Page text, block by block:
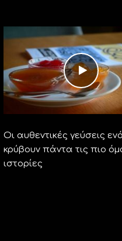
Οι αυθεντικές γεύσεις
κρύβουν πάντα τις πιο
ιστορίες